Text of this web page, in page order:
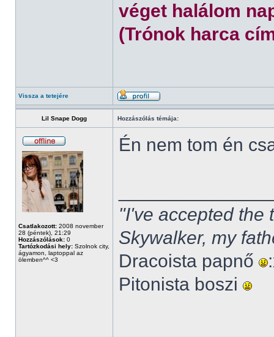
véget halálom
(Trónok harca
Vissza a tetejére
Lil Snape Dogg Hozzászólás témája:
Csatlakozott: 2008 november
28 (péntek), 21:29
Hozzászólások: 0
Tartózkodási hely: Szolnok city,
ágyamon, laptoppal az
ölemben^^ <3
Én nem tom én
"I've accepted the
Skywalker, my
Dracoista papnő
Pitonista boszi